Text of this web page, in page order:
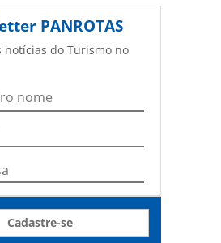
PANROTAS
notícias do Turismo no
Cadastre-se